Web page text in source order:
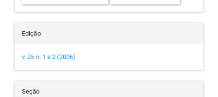
Edição
v. 25 n. 1 e 2 (2006)
Seção